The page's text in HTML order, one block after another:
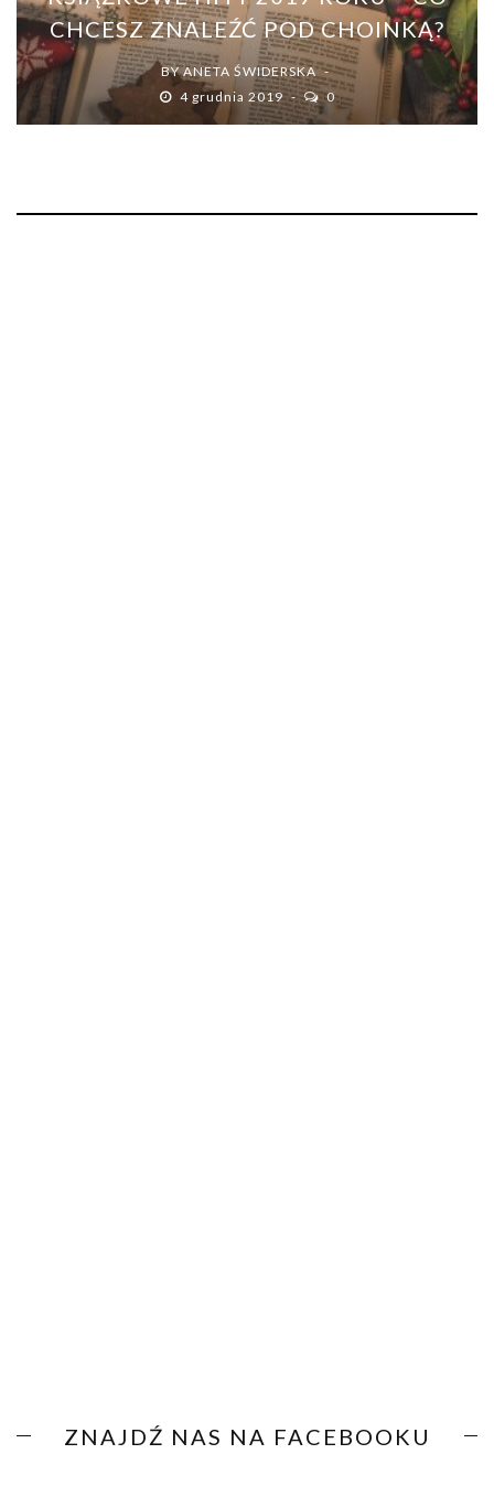
CHCESZ ZNALEŹĆ POD CHOINKĄ?
BYANETA ŚWIDERSKA
4 grudnia 2019
0
ZNAJDŹ NAS NA FACEBOOKU